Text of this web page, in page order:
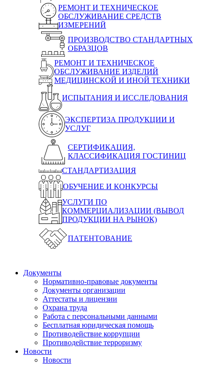
РЕМОНТ И ТЕХНИЧЕСКОЕ
ОБСЛУЖИВАНИЕ СРЕДСТВ
ИЗМЕРЕНИЙ
ПРОИЗВОДСТВО СТАНДАРТНЫХ
ОБРАЗЦОВ
РЕМОНТ И ТЕХНИЧЕСКОЕ
ОБСЛУЖИВАНИЕ ИЗДЕЛИЙ
МЕДИЦИНСКОЙ И ИНОЙ ТЕХНИКИ
ИСПЫТАНИЯ И ИССЛЕДОВАНИЯ
ЭКСПЕРТИЗА ПРОДУКЦИИ И
УСЛУГ
СЕРТИФИКАЦИЯ,
КЛАССИФИКАЦИЯ ГОСТИНИЦ
СТАНДАРТИЗАЦИЯ
ОБУЧЕНИЕ И КОНКУРСЫ
УСЛУГИ ПО
КОММЕРЦИАЛИЗАЦИИ (ВЫВОД
ПРОДУКЦИИ НА РЫНОК)
ПАТЕНТОВАНИЕ
Документы
Нормативно-правовые документы
Документы организации
Аттестаты и лицензии
Охрана труда
Работа с персональными данными
Бесплатная юридическая помощь
Противодействие коррупции
Противодействие терроризму
Новости
Новости